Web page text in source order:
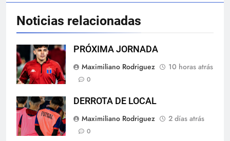
Noticias relacionadas
PRÓXIMA JORNADA
Maximiliano Rodriguez
10 horas atrás
0
DERROTA DE LOCAL
Maximiliano Rodriguez
2 días atrás
0